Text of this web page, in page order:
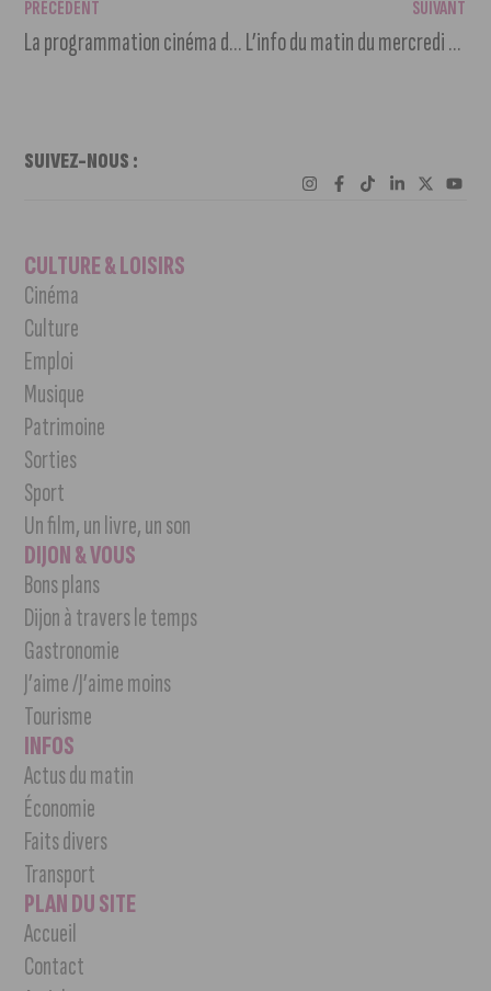
PRÉCÉDENT
La programmation cinéma du 19 au 25 janvier 2022
SUIVANT
L’info du matin du mercredi 19 janvier 2022
SUIVEZ-NOUS :
CULTURE & LOISIRS
Cinéma
Culture
Emploi
Musique
Patrimoine
Sorties
Sport
Un film, un livre, un son
DIJON & VOUS
Bons plans
Dijon à travers le temps
Gastronomie
J’aime /J’aime moins
Tourisme
INFOS
Actus du matin
Économie
Faits divers
Transport
PLAN DU SITE
Accueil
Contact